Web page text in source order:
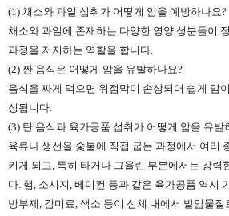
(1) 채소와 과일 섭취가 어떻게 암을 예방하나요?
채소와 과일에 존재하는 다양한 영양 성분들이
과정을 저지하는 역할을 합니다.
(2) 짠 음식은 어떻게 암을 유발하나요?
음식을 짜게 먹으면 위점막이 손상되어 쉽게 암
성됩니다.
(3) 탄 음식과 육가공품 섭취가 어떻게 암을 유발
육류나 생선을 숯불에 직접 굽는 과정에서 여러
키게 되고, 특히 타거나 그을린 부분에서는 강력
다. 햄, 소시지, 베이컨 등과 같은 육가공품 역시
방부제, 감미료, 색소 등이 신체 내에서 발암물